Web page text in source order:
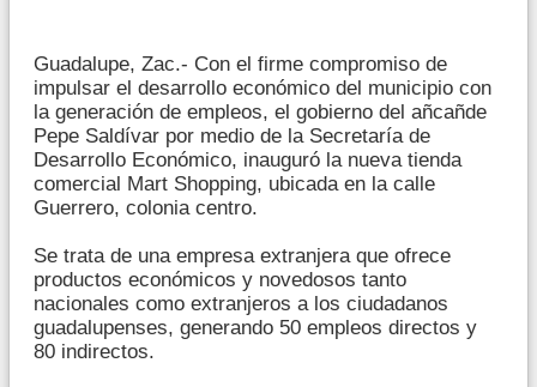
Guadalupe, Zac.- Con el firme compromiso de
impulsar el desarrollo económico del municipio con
la generación de empleos, el gobierno del añcañde
Pepe Saldívar por medio de la Secretaría de
Desarrollo Económico, inauguró la nueva tienda
comercial Mart Shopping, ubicada en la calle
Guerrero, colonia centro.
Se trata de una empresa extranjera que ofrece
productos económicos y novedosos tanto
nacionales como extranjeros a los ciudadanos
guadalupenses, generando 50 empleos directos y
80 indirectos.